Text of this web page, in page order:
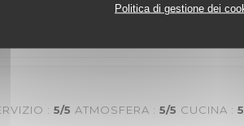
Politica di gestione dei
parfait . nous avons passé une tres bonne
: 5/5 ATMOSFERA : 5/5 CUCINA : 5